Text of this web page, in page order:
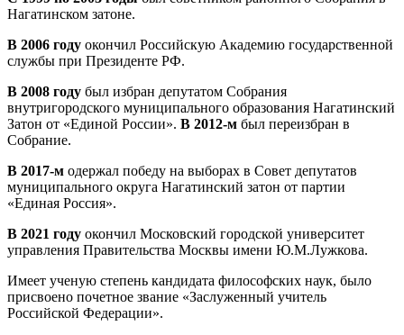
Нагатинском затоне.
В 2006 году окончил Российскую Академию государственной
службы при Президенте РФ.
В 2008 году был избран депутатом Собрания
внутригородского муниципального образования Нагатинский
Затон от «Единой России». В 2012-м был переизбран в
Собрание.
В 2017-м одержал победу на выборах в Совет депутатов
муниципального округа Нагатинский затон от партии
«Единая Россия».
В 2021 году окончил Московский городской университет
управления Правительства Москвы имени Ю.М.Лужкова.
Имеет ученую степень кандидата философских наук, было
присвоено почетное звание «Заслуженный учитель
Российской Федерации».